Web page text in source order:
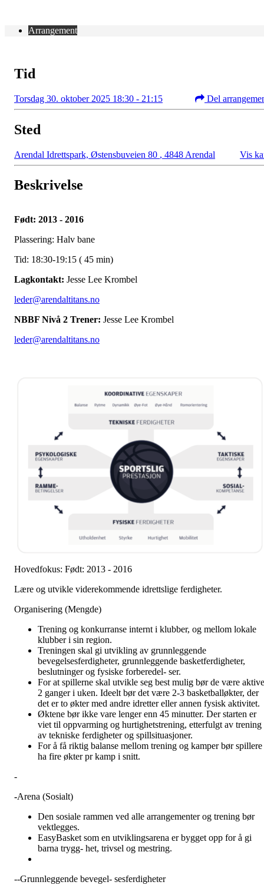
Arrangement
Tid
Torsdag 30. oktober 2025 18:30 - 21:15 Del
Sted
Arendal Idrettspark, Østensbuveien 80 , 4848 Arendal Vis
Beskrivelse
Født: 2013 - 2016
Plassering: Halv bane
Tid: 18:30-19:15 ( 45 min)
Lagkontakt: Jesse Lee Krombel
leder@arendaltitans.no
NBBF Nivå 2 Trener: Jesse Lee Krombel
leder@arendaltitans.no
Hovedfokus: Født: 2013 - 2016
Lære og utvikle viderekommende idrettslige ferdigheter.
Organisering (Mengde)
Trening og konkurranse internt i klubber, og mellom lokale
klubber i sin region.
Treningen skal gi utvikling av grunnleggende
bevegelsesferdigheter, grunnleggende basketferdigheter,
beslutninger og fysiske forberedel- ser.
For at spillerne skal utvikle seg best mulig bør de være aktive
2 ganger i uken. Ideelt bør det være 2-3 basketballøkter, der
det er to økter med andre idretter eller annen fysisk aktivitet.
Øktene bør ikke vare lenger enn 45 minutter. Der starten er
viet til oppvarming og hurtighetstrening, etterfulgt av trening
av tekniske ferdigheter og spillsituasjoner.
For å få riktig balanse mellom trening og kamper bør spillere
ha fire økter pr kamp i snitt.
-
-Arena (Sosialt)
Den sosiale rammen ved alle arrangementer og trening bør
vektlegges.
EasyBasket som en utviklingsarena er bygget opp for å gi
barna trygg- het, trivsel og mestring.
--Grunnleggende bevegel- sesferdigheter